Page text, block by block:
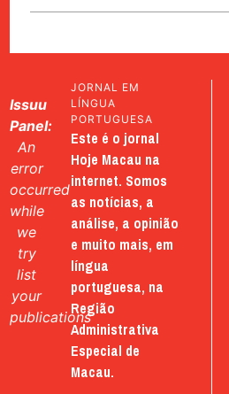
Issuu
Panel:
An
error
occurred
while
we
try
list
your
publications
JORNAL EM
LÍNGUA
PORTUGUESA
Este é o jornal
Hoje Macau na
internet. Somos
as notícias, a
análise, a opinião
e muito mais, em
língua
portuguesa, na
Região
Administrativa
Especial de
Macau.